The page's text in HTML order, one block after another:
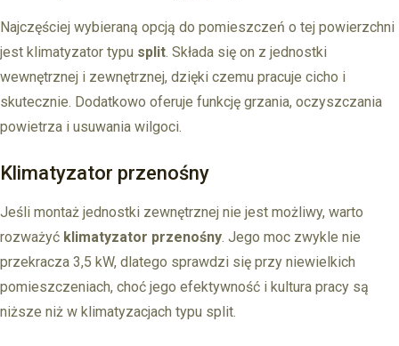
Najczęściej wybieraną opcją do pomieszczeń o tej powierzchni
jest klimatyzator typu split. Składa się on z jednostki
wewnętrznej i zewnętrznej, dzięki czemu pracuje cicho i
skutecznie. Dodatkowo oferuje funkcję grzania, oczyszczania
powietrza i usuwania wilgoci.
Klimatyzator przenośny
Jeśli montaż jednostki zewnętrznej nie jest możliwy, warto
rozważyć klimatyzator przenośny. Jego moc zwykle nie
przekracza 3,5 kW, dlatego sprawdzi się przy niewielkich
pomieszczeniach, choć jego efektywność i kultura pracy są
niższe niż w klimatyzacjach typu split.